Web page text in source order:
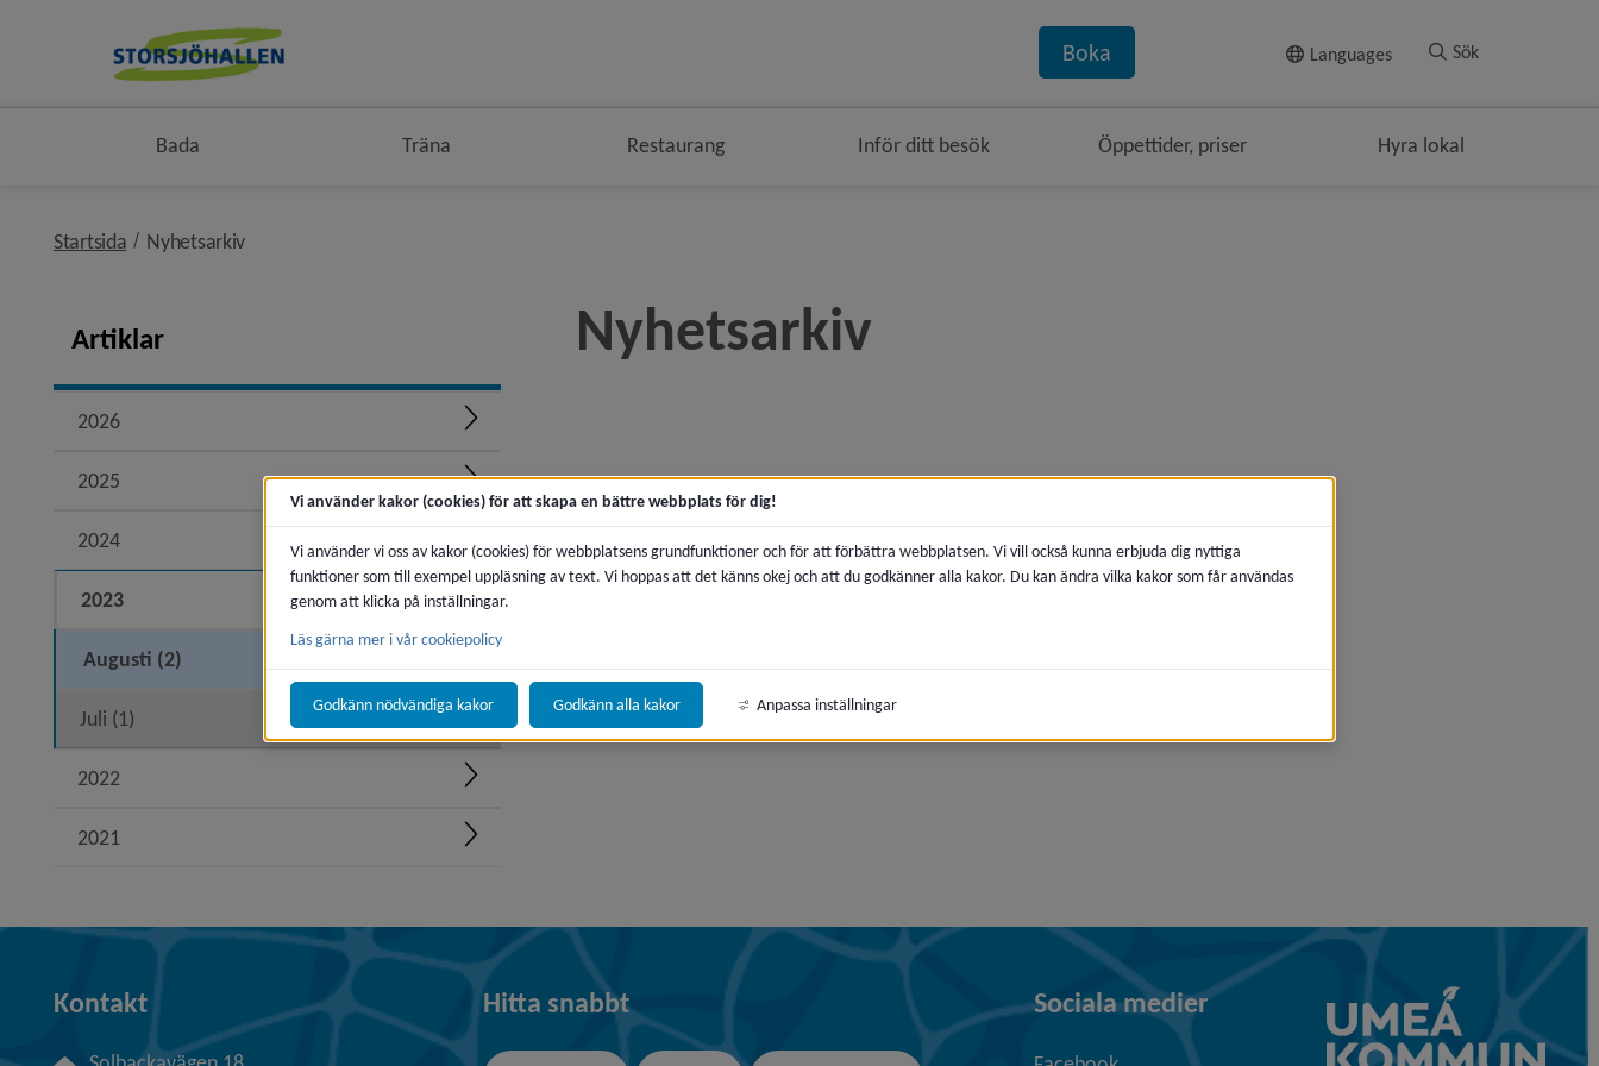
Languages Sök
Boka
Bada Träna Restaurang Inför ditt besök Öppettider, priser Hyra lokal
Startsida Nyhetsarkivnivå i brödsmulenavigeringen
Artiklar
2026 Expandera
2025 Expandera
2024 Expandera
2023 Expandera
Augusti (2)
Juli (1)
2022 Expandera
2021 Expandera
Nyhetsarkiv
Kontakt Hitta snabbt Sociala medier
Vi använder kakor (cookies) för att skapa en bättre webbplats för dig!
Vi använder vi oss av kakor (cookies) för webbplatsens grundfunktioner och för att förbättra webbplatsen. Vi vill också kunna erbjuda dig nyttiga
funktioner som till exempel uppläsning av text. Vi hoppas att det känns okej och att du godkänner alla kakor. Du kan ändra vilka kakor som får användas
genom att klicka på inställningar.
Läs gärna mer i vår cookiepolicy
Godkänn nödvändiga kakor Godkänn alla kakor Anpassa inställningar